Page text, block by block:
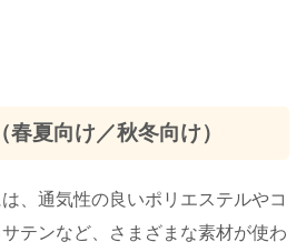
夏向け／秋冬向け）
、通気性の良いポリエステルやコ
テンなど、さまざまな素材が使わ